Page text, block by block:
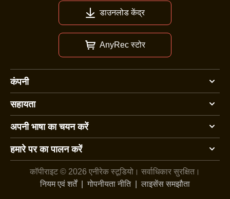
डाउनलोड केंद्र
AnyRec स्टोर
कंपनी
सहायता
अपनी भाषा का चयन करें
हमारे पर का पालन करें
कॉपीराइट © 2026 एनीरेक स्टूडियो। सर्वाधिकार सुरक्षित।
नियम एवं शर्तें
गोपनीयता नीति लाइसेंस समझौता